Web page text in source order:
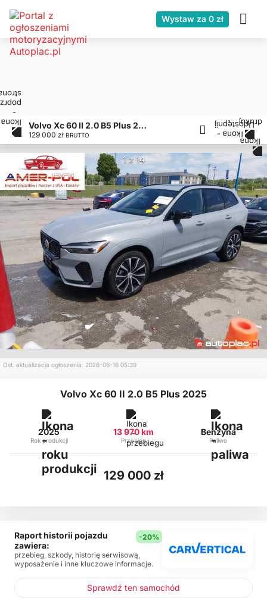
Wystaw za 0 zł
Volvo Xc 60 II 2.0 B5 Plus 2025
129 000 zł BRUTTO
1 z 14
Ost. aktualizacja ogłoszenia: 2026-06-16 05:39
Volvo Xc 60 II 2.0 B5 Plus 2025
2025
Rok produkcji
13 970 km
Przebieg
Benzyna
Paliwo
129 000 zł
Raport historii pojazdu
zawiera:
-20%
przebieg, szkody, historię serwisową,
wyposażenie i inne kluczowe informacje.
Sprawdź ten samochód